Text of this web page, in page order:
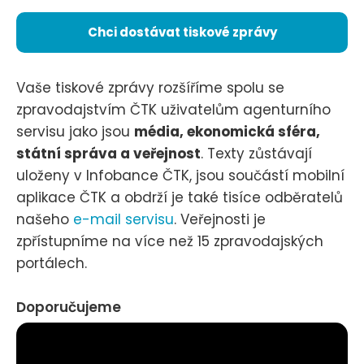
Chci dostávat tiskové zprávy
Vaše tiskové zprávy rozšíříme spolu se
zpravodajstvím ČTK uživatelům agenturního
servisu jako jsou média, ekonomická sféra,
státní správa a veřejnost. Texty zůstávají
uloženy v Infobance ČTK, jsou součástí mobilní
aplikace ČTK a obdrží je také tisíce odběratelů
našeho e-mail servisu. Veřejnosti je
zpřístupníme na více než 15 zpravodajských
portálech.
Doporučujeme